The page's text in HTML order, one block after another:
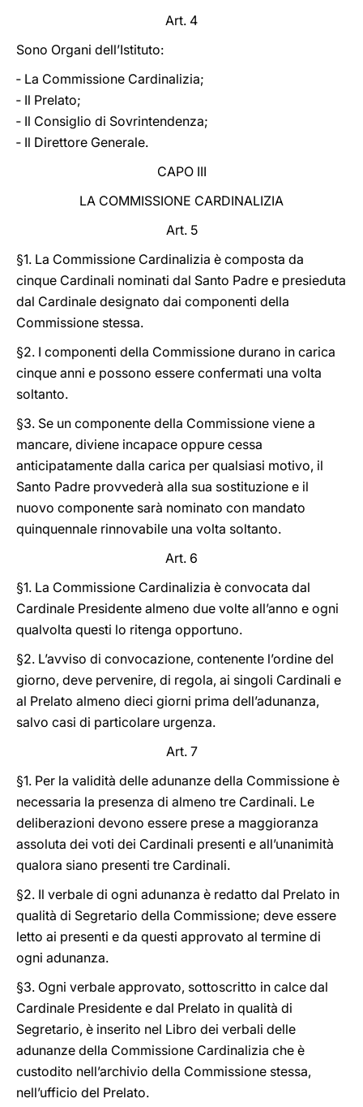
Art. 4
Sono Organi dell’Istituto:
‐ La Commissione Cardinalizia;
‐ Il Prelato;
‐ Il Consiglio di Sovrintendenza;
‐ Il Direttore Generale.
CAPO III
LA COMMISSIONE CARDINALIZIA
Art. 5
§1. La Commissione Cardinalizia è composta da
cinque Cardinali nominati dal Santo Padre e presieduta
dal Cardinale designato dai componenti della
Commissione stessa.
§2. I componenti della Commissione durano in carica
cinque anni e possono essere confermati una volta
soltanto.
§3. Se un componente della Commissione viene a
mancare, diviene incapace oppure cessa
anticipatamente dalla carica per qualsiasi motivo, il
Santo Padre provvederà alla sua sostituzione e il
nuovo componente sarà nominato con mandato
quinquennale rinnovabile una volta soltanto.
Art. 6
§1. La Commissione Cardinalizia è convocata dal
Cardinale Presidente almeno due volte all’anno e ogni
qualvolta questi lo ritenga opportuno.
§2. L’avviso di convocazione, contenente l’ordine del
giorno, deve pervenire, di regola, ai singoli Cardinali e
al Prelato almeno dieci giorni prima dell’adunanza,
salvo casi di particolare urgenza.
Art. 7
§1. Per la validità delle adunanze della Commissione è
necessaria la presenza di almeno tre Cardinali. Le
deliberazioni devono essere prese a maggioranza
assoluta dei voti dei Cardinali presenti e all’unanimità
qualora siano presenti tre Cardinali.
§2. Il verbale di ogni adunanza è redatto dal Prelato in
qualità di Segretario della Commissione; deve essere
letto ai presenti e da questi approvato al termine di
ogni adunanza.
§3. Ogni verbale approvato, sottoscritto in calce dal
Cardinale Presidente e dal Prelato in qualità di
Segretario, è inserito nel Libro dei verbali delle
adunanze della Commissione Cardinalizia che è
custodito nell’archivio della Commissione stessa,
nell’ufficio del Prelato.